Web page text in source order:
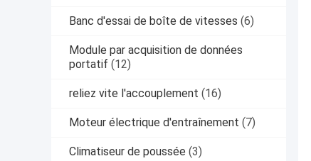
Banc d'essai de boîte de vitesses (6)
Module par acquisition de données
portatif (12)
reliez vite l'accouplement (16)
Moteur électrique d'entraînement (7)
Climatiseur de poussée (3)